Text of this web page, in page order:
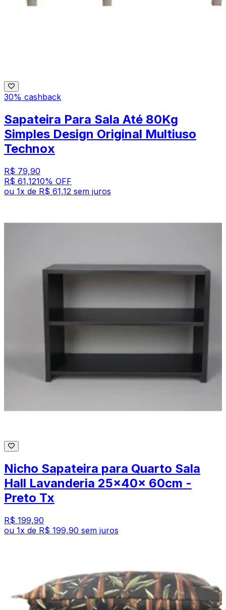
30% cashback
Sapateira Para Sala Até 80Kg
Simples Design Original Multiuso
Technox
R$ 79,90
R$ 61,1210% OFF
ou 1x de R$ 61,12 sem juros
Nicho Sapateira para Quarto Sala
Hall Lavanderia 25x40x 60cm -
Preto Tx
R$ 199,90
ou 1x de R$ 199,90 sem juros